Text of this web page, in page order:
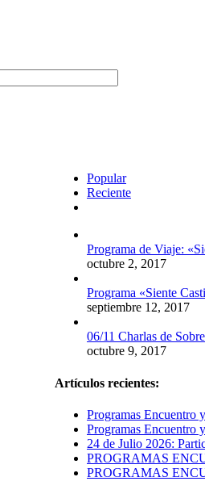
Popular
Reciente
Programa de Viaje:
octubre 2, 2017
Programa «Siente
septiembre 12, 2017
06/11 Charlas de
octubre 9, 2017
Artículos recientes:
Programas Encuentro
Programas Encuentro
24 de Julio 2026:
PROGRAMAS
PROGRAMAS